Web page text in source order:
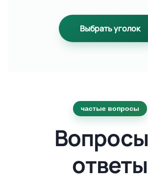
Выбрать уголок
частые вопросы
ответы